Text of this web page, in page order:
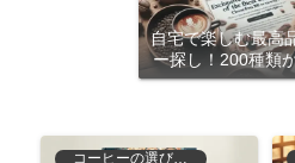
自宅で楽しむ最高
ー探し！200種類
ブスクリプ